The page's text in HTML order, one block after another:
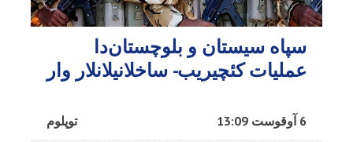
سپاه سیستان و بلوچستان‌دا
عملیات کئچیریب- ساخلانیلانلار وار
توپلوم 6 آوقوست 13:09